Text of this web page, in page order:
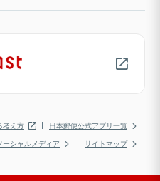
考え方
日本郵便公式アプリ一覧
ーシャルメディア
サイトマップ